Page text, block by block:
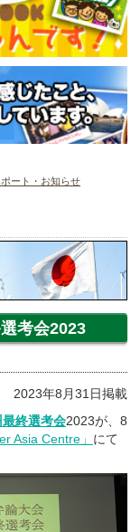
ート・お知らせ
考会2023
2023年8月31日掲載
終選考会2023が、8
Asia Centre」 にて